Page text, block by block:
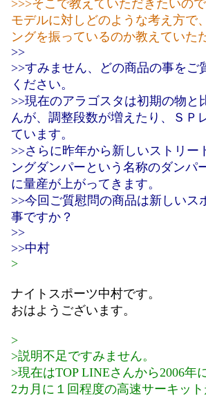
>>>そこで教えていただきたいの
モデルに対しどのような考え方で
ングを振っているのか教えていた
>>
>>すみません、どの商品の事を
ください。
>>現在のアラゴスタは初期の物
んが、調整段数が増えたり、ＳＰ
ています。
>>さらに昨年から新しいストリ
ングダンパーという名称のダンパ
に量産が上がってきます。
>>今回ご質慰問の商品は新しい
事ですか？
>>
>>中村
>
ナイトスポーツ中村です。
おはようございます。
>
>説明不足ですみません。
>現在はTOP LINEさんから2006
2カ月に１回程度の高速サーキッ